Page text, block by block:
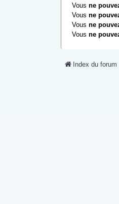
Vous ne
Vous ne
Vous ne
Vous ne
Index du forum